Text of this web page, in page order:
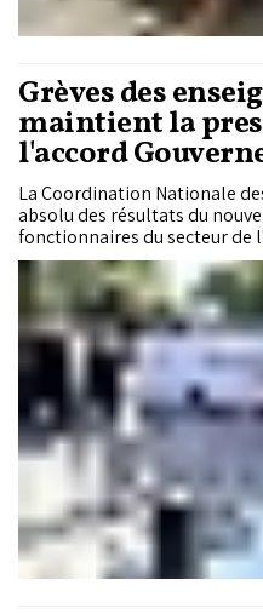
Grèves des
maintient la
l'accord
La Coordination Nationale
absolu des résultats du
fonctionnaires du secteur
mardi 26 décembre à
syndicats de l'éducation.